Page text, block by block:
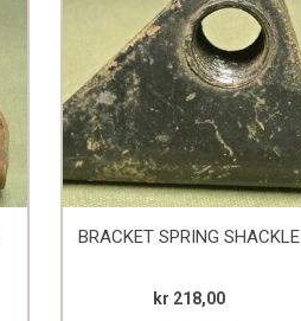
BRACKET SPRING SHACKLE
kr 218,00